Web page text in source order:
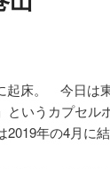
起床。 今日は
というカプセ
年の4月に